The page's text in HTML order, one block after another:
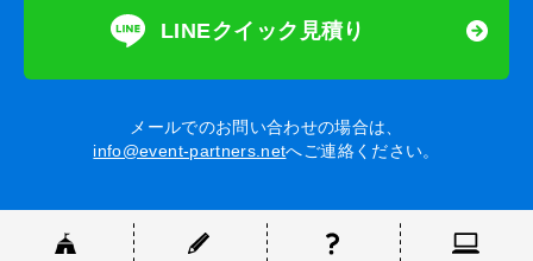
LINEクイック見積り
メールでのお問い合わせの場合は、
info@event-partners.netへご連絡ください。